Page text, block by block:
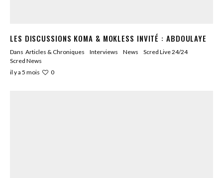
LES DISCUSSIONS KOMA & MOKLESS INVITÉ : ABDOULAYE
Dans Articles & Chroniques Interviews News
Scred Live 24/24
Scred News
il y a 5 mois
0